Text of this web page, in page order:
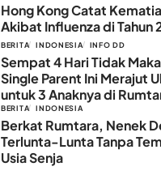
Hong Kong Catat
Akibat Influenza di Tahun
BERITA INDONESIA INFO DD
Sempat 4 Hari Tidak
Single Parent Ini Merajut
untuk 3 Anaknya di
BERITA INDONESIA
Berkat Rumtara, Nenek
Terlunta-Lunta Tanpa
Usia Senja